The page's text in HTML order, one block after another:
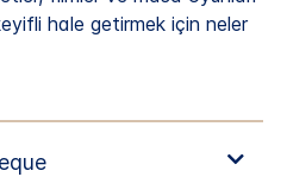
hale getirmek için neler